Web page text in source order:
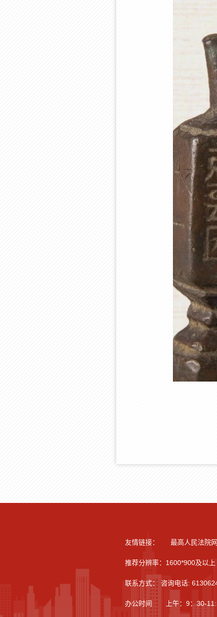
友情链接： 最高人民法院
推荐分辨率：1600*900及以
联系方式： 咨询电话:
办公时间 上午：9：30-